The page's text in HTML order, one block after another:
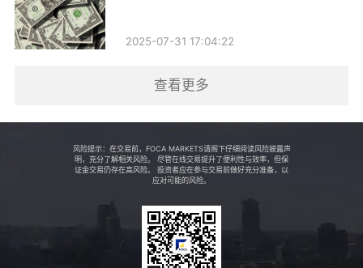
4. 实时行情：在td贵金属交易平台上，投资者可以
实时查看市场行情，快速做出决策。这种信息的透明度
使得投资者能够更好地把握市场动态，增加盈利机会。
td贵金属的风险
尽管td贵金属交易具有诸多优势，但投资者仍需要
1. 市场波动：贵金属市场价格受到多种因素影响，
包括经济数据、地缘政治风险等。价格波动可能导致投
2025-07-31 17:04:22
查看更多
风险提示：在交易前，FOCA MARKETS请阁下仔细阅读风险披露声
明，充分了解相关风险。 尽管在线交易提升了便利性与效率，但保
证金交易仍存在高风险。 投资者应在参与交易前做好充分准备，以
应对可能的风险。